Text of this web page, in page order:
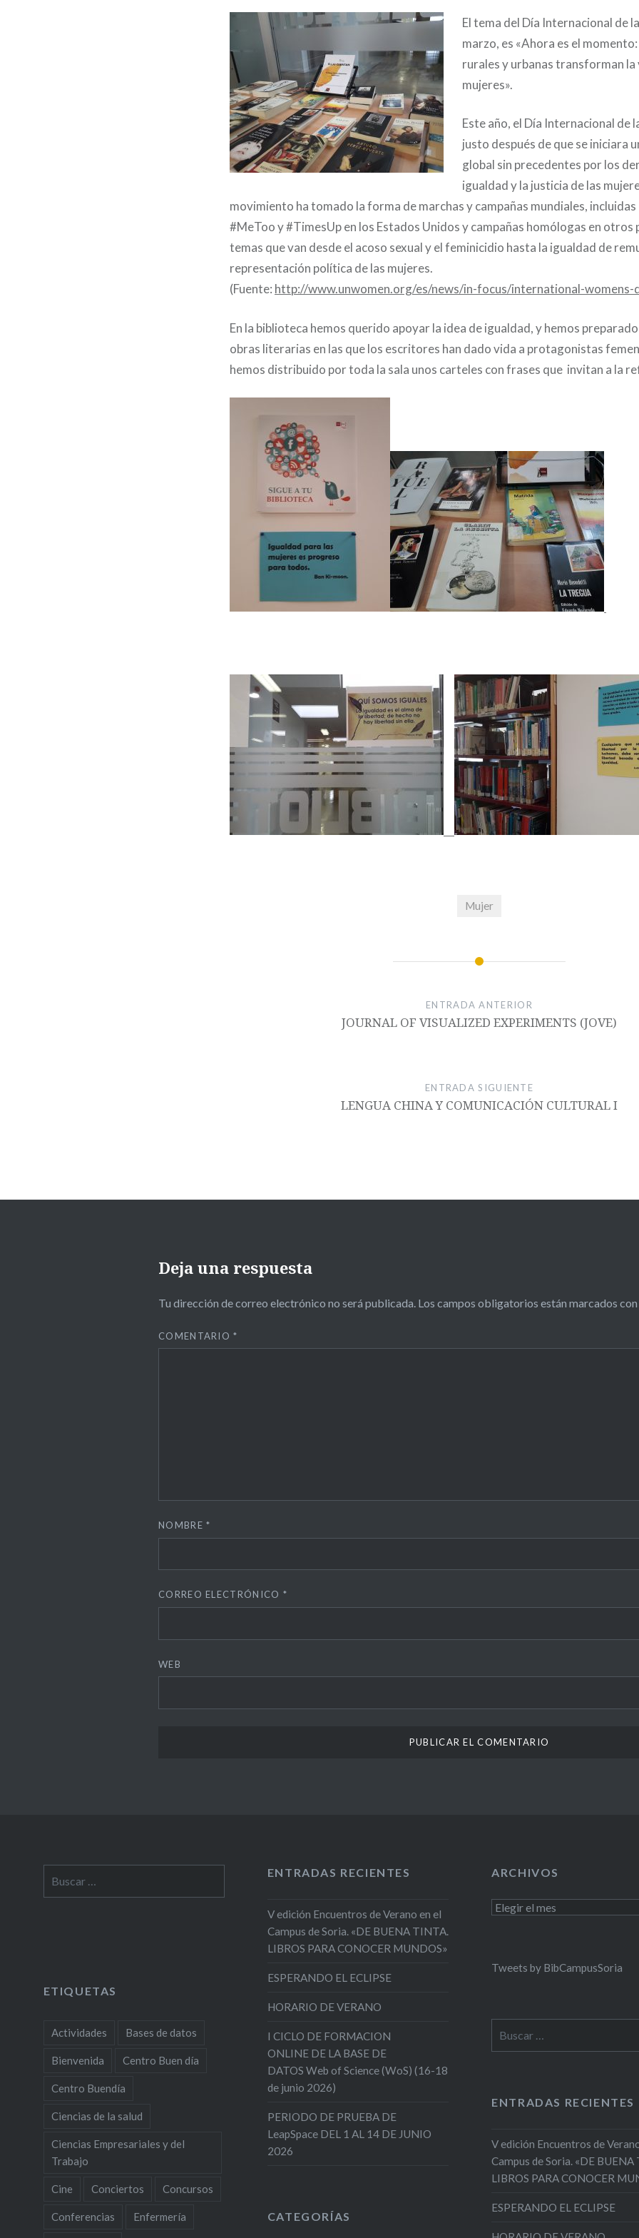
El tema del Día Internacional de
marzo, es «Ahora es el
rurales y urbanas transforman la
mujeres».
Este año, el Día Internacional de
justo después de que se iniciara
global sin precedentes por los
igualdad y la justicia de las
movimiento ha tomado la forma de marchas y campañas mundiales, incluidas
#MeToo y #TimesUp en los Estados Unidos y campañas homólogas en otros
temas que van desde el acoso sexual y el feminicidio hasta la igualdad de
representación política de las mujeres.
(Fuente: http://www.unwomen.org/es/news/in-focus/international-womens-
En la biblioteca hemos querido apoyar la idea de igualdad, y hemos
obras literarias en las que los escritores han dado vida a protagonistas
hemos distribuido por toda la sala unos carteles con frases que invitan a la
Mujer
ENTRADA ANTERIOR
JOURNAL OF VISUALIZED EXPERIMENTS (JOVE)
ENTRADA SIGUIENTE
LENGUA CHINA Y COMUNICACIÓN CULTURAL I
Deja una respuesta
Tu dirección de correo electrónico no será publicada. Los campos obligatorios están marcados con
COMENTARIO*
NOMBRE*
CORREO ELECTRÓNICO *
WEB
ENTRADAS RECIENTES
V edición Encuentros de Verano en el
Campus de Soria. «DE BUENA TINTA.
LIBROS PARA CONOCER MUNDOS»
ESPERANDO EL ECLIPSE
HORARIO DE VERANO
I CICLO DE FORMACION
ONLINE DE LA BASE DE
DATOS Web of Science (WoS) (16-18
de junio 2026)
PERIODO DE PRUEBA DE
LeapSpace DEL 1 AL 14 DE JUNIO
2026
ARCHIVOS
Archivos
Tweets by BibCampusSoria
ETIQUETAS
Actividades Bases de datos
Bienvenida Centro Buen día
Centro Buendía
Ciencias de la salud
Ciencias Empresariales y del
Trabajo
Cine Conciertos Concursos
Conferencias Enfermería
ENTRADAS RECIENTES
V edición Encuentros de
Campus de Soria. «DE
LIBROS PARA CONOCER
ESPERANDO EL ECLIPSE
CATEGORÍAS